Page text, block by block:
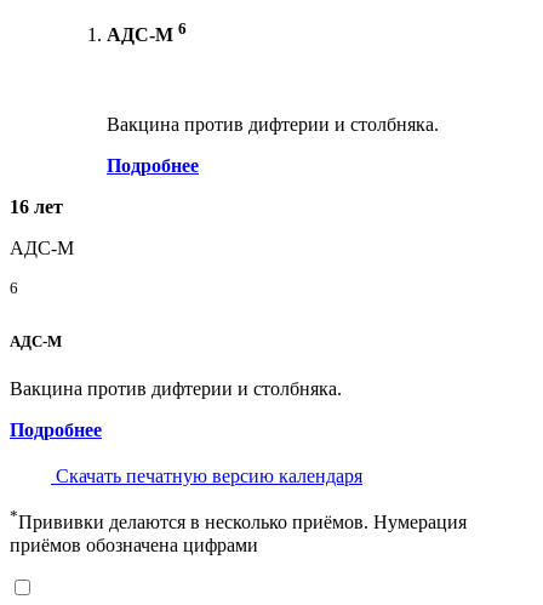
АДС-М 6
Вакцина против дифтерии и столбняка.
Подробнее
16 лет
АДС-М
6
АДС-М
Вакцина против дифтерии и столбняка.
Подробнее
Скачать печатную версию календаря
*Прививки делаются в несколько приёмов. Нумерация
приёмов обозначена цифрами